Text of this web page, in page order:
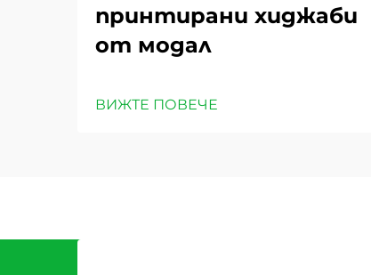
принтирани хиджаби
от модал
ВИЖТЕ ПОВЕЧЕ